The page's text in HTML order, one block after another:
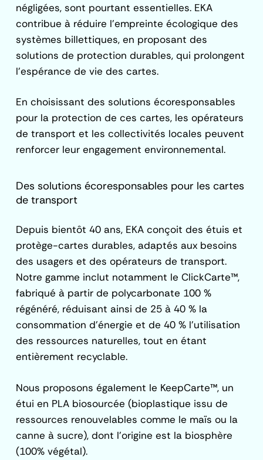
négligées, sont pourtant essentielles. EKA
contribue à réduire l’empreinte écologique des
systèmes billettiques, en proposant des
solutions de protection durables, qui prolongent
l’espérance de vie des cartes.
En choisissant des solutions écoresponsables
pour la protection de ces cartes, les opérateurs
de transport et les collectivités locales peuvent
renforcer leur engagement environnemental.
Des solutions écoresponsables pour les cartes
de transport
Depuis bientôt 40 ans, EKA conçoit des étuis et
protège-cartes durables, adaptés aux besoins
des usagers et des opérateurs de transport.
Notre gamme inclut notamment le ClickCarte™,
fabriqué à partir de polycarbonate 100 %
régénéré, réduisant ainsi de 25 à 40 % la
consommation d’énergie et de 40 % l’utilisation
des ressources naturelles, tout en étant
entièrement recyclable.
Nous proposons également le KeepCarte™, un
étui en PLA biosourcée (bioplastique issu de
ressources renouvelables comme le maïs ou la
canne à sucre), dont l’origine est la biosphère
(100% végétal).